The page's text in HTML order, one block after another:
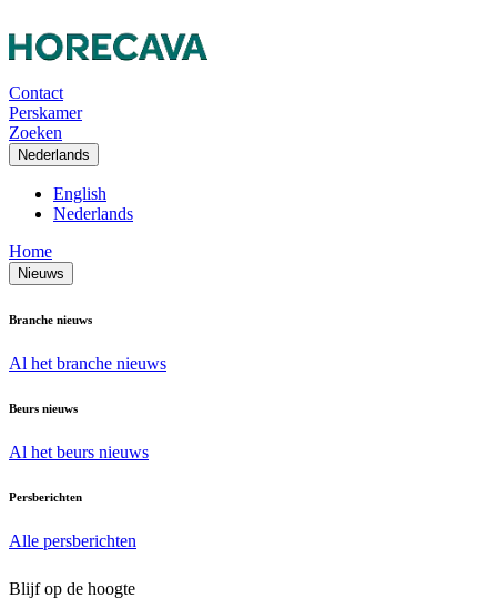
Contact
Perskamer
Zoeken
Nederlands
English
Nederlands
Home
Nieuws
Branche nieuws
Al het branche nieuws
Beurs nieuws
Al het beurs nieuws
Persberichten
Alle persberichten
Blijf op de hoogte